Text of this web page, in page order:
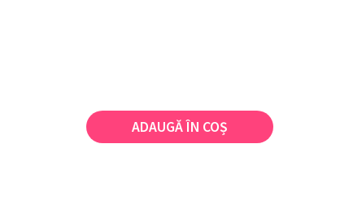
ADAUGĂ ÎN COȘ